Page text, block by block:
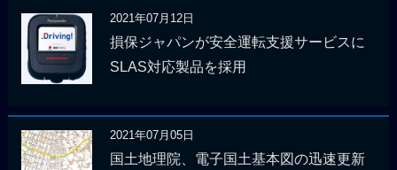
2021年07月12日
損保ジャパンが安全運転支援サービスに
SLAS対応製品を採用
2021年07月05日
国土地理院、電子国土基本図の迅速更新